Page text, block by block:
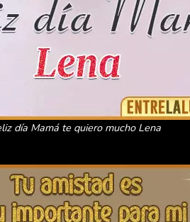
día Mamá te quiero mucho Lena